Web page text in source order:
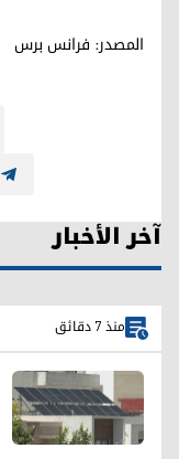
المصدر: فرانس برس
آخر الأخبار
منذ 7 دقائق